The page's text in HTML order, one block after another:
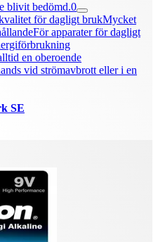
blivit bedömd.0
för dagligt brukMycket
apparater för dagligt
en oberoende
vid strömavbrott eller i en
SE